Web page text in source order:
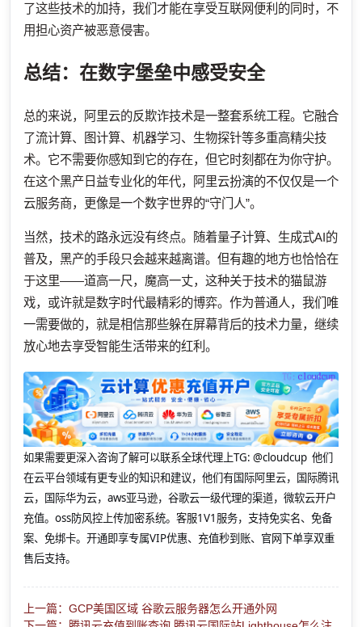
了这些技术的加持，我们才能在享受互联网便利的同时，不
用担心资产被恶意侵害。
总结：在数字堡垒中感受安全
总的来说，阿里云的反欺诈技术是一整套系统工程。它融合
了流计算、图计算、机器学习、生物探针等多重高精尖技
术。它不需要你感知到它的存在，但它时刻都在为你守护。
在这个黑产日益专业化的年代，阿里云扮演的不仅仅是一个
云服务商，更像是一个数字世界的“守门人”。
当然，技术的路永远没有终点。随着量子计算、生成式AI的
普及，黑产的手段只会越来越离谱。但有趣的地方也恰恰在
于这里——道高一尺，魔高一丈，这种关于技术的猫鼠游
戏，或许就是数字时代最精彩的博弈。作为普通人，我们唯
一需要做的，就是相信那些躲在屏幕背后的技术力量，继续
放心地去享受智能生活带来的红利。
如果需要更深入咨询了解可以联系全球代理上TG: @cloudcup 他们
在云平台领域有更专业的知识和建议，他们有国际阿里云，国际腾讯
云，国际华为云，aws亚马逊，谷歌云一级代理的渠道，微软云开户
充值。oss防风控上传加密系统。客服1V1服务，支持免实名、免备
案、免绑卡。开通即享专属VIP优惠、充值秒到账、官网下单享双重
售后支持。
上一篇：GCP美国区域 谷歌云服务器怎么开通外网